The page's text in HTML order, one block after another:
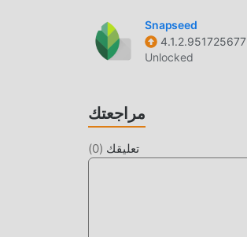
Snapseed
4.1.2.951725677
Unlocked
مراجعتك
تعليقك (
0
)